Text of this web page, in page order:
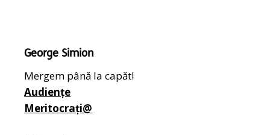
George Simion
Mergem până la capăt!
Audiențe
Meritocrați@